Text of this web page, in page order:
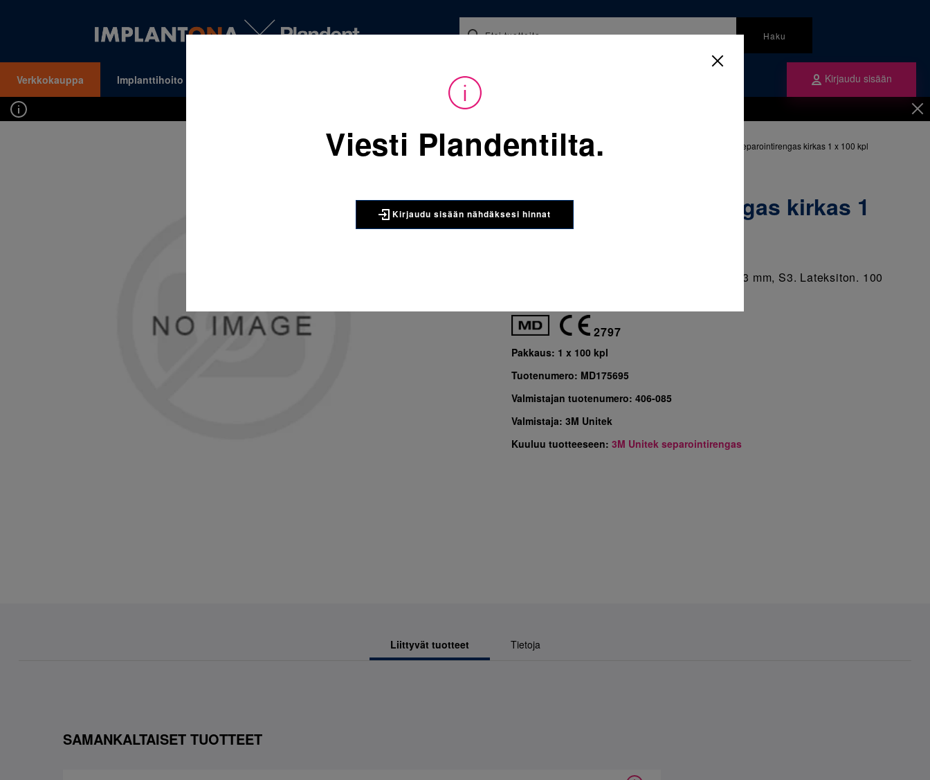
Haku
Verkkokauppa Implanttihoito Ajankohtaista Kirjaudu sisään
Kirjaudu sisään nähdäksesi hinnat. Tarvitsetko tunnukset verkkokauppaan? Tilaa ne
Sijainti:Tarvikkeet / Oikominen 406-085 separointirengas kirkas 1 x 100 kpl
406-085 separointirengas kirkas 1
x 100 kpl
Pyöreä separointirengas. Renkaan koko 5,3 mm, S3. Lateksiton. 100
2797
Pakkaus: 1 x 100 kpl
Tuotenumero: MD175695
Valmistajan tuotenumero:406-085
Valmistaja:3M Unitek
Kuuluu tuotteeseen:3M Unitek separointirengas
Liittyvät tuotteet Tietoja
SAMANKALTAISET TUOTTEET
Viesti Plandentilta.
Kirjaudu sisään nähdäksesi hinnat